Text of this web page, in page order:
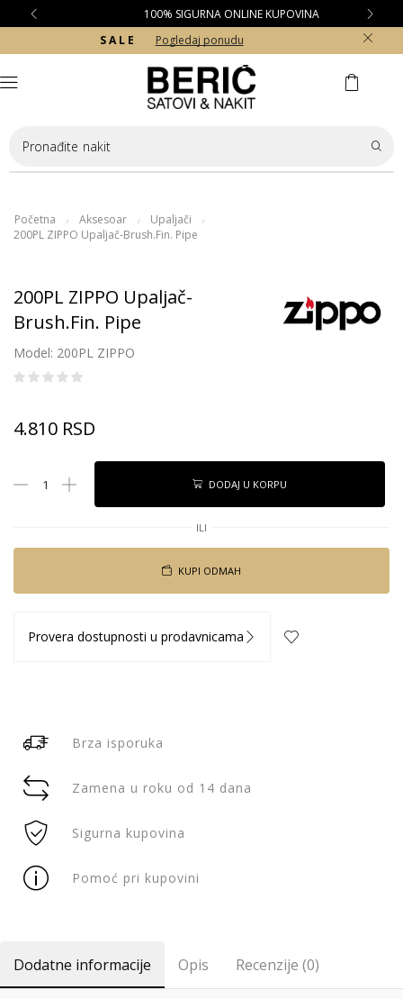
100% SIGURNA ONLINE KUPOVINA
S A L E
Pogledaj ponudu
Pronađite nakit
Početna / Aksesoar / Upaljači /
200PL ZIPPO Upaljač-Brush.Fin. Pipe
200PL ZIPPO Upaljač-
Brush.Fin. Pipe
Model: 200PL ZIPPO
4.810 RSD
DODAJ U KORPU
ILI
KUPI ODMAH
Provera dostupnosti u prodavnicama
Brza isporuka
Zamena u roku od 14 dana
Sigurna kupovina
Pomoć pri kupovini
Dodatne informacije Opis Recenzije (0)